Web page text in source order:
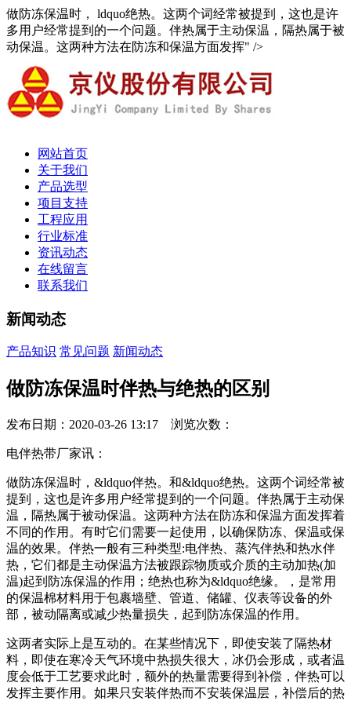
做防冻保温时， ldquo绝热。这两个词经常被提到，这也是许
多用户经常提到的一个问题。伴热属于主动保温，隔热属于被
动保温。这两种方法在防冻和保温方面发挥" />
网站首页
关于我们
产品选型
项目支持
工程应用
行业标准
资讯动态
在线留言
联系我们
新闻动态
产品知识 常见问题 新闻动态
做防冻保温时伴热与绝热的区别
发布日期：2020-03-26 13:17 浏览次数：
电伴热带厂家讯：
做防冻保温时，&ldquo伴热。和&ldquo绝热。这两个词经常被
提到，这也是许多用户经常提到的一个问题。伴热属于主动保
温，隔热属于被动保温。这两种方法在防冻和保温方面发挥着
不同的作用。有时它们需要一起使用，以确保防冻、保温或保
温的效果。伴热一般有三种类型:电伴热、蒸汽伴热和热水伴
热，它们都是主动保温方法被跟踪物质或介质的主动加热(加
温)起到防冻保温的作用；绝热也称为&ldquo绝缘。，是常用
的保温棉材料用于包裹墙壁、管道、储罐、仪表等设备的外
部，被动隔离或减少热量损失，起到防冻保温的作用。
这两者实际上是互动的。在某些情况下，即使安装了隔热材
料，即使在寒冷天气环境中热损失很大，冰仍会形成，或者温
度会低于工艺要求此时，额外的热量需要得到补偿，伴热可以
发挥主要作用。如果只安装伴热而不安装保温层，补偿后的热